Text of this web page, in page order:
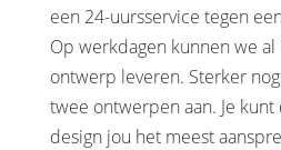
een 24-uursservice tegen
Op werkdagen kunnen we
ontwerp leveren. Sterker
twee ontwerpen aan. Je
design jou het meest